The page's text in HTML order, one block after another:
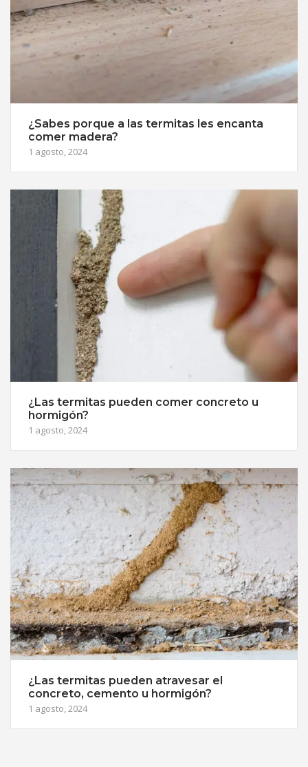
¿Sabes porque a las termitas les encanta
comer madera?
1 agosto, 2024
¿Las termitas pueden comer concreto u
hormigón?
1 agosto, 2024
¿Las termitas pueden atravesar el
concreto, cemento u hormigón?
1 agosto, 2024